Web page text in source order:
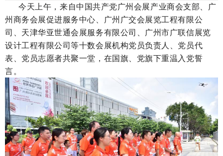
今天上午，来自中国共产党广州会展产业商会支部、广
州商务会展促进服务中心、广州广交会展览工程有限公
司、天津华亚世通会展服务有限公司、广州市广联信展览
设计工程有限公司等十数会展机构党员负责人、党员代
表、党员志愿者共聚一堂，在国旗、党旗下重温入党誓
言。